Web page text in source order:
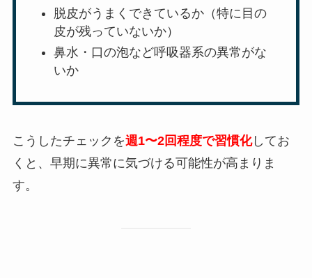
脱皮がうまくできているか（特に目の
皮が残っていないか）
鼻水・口の泡など呼吸器系の異常がな
いか
こうしたチェックを週1〜2回程度で習慣化してお
くと、早期に異常に気づける可能性が高まりま
す。